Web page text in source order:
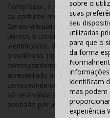
Comprador, e nenhum
ou costume mercantil
Gerais vinculará a Vendedora.
termos e condições previstos
identificados, deverá ser
prevalência: (a) a confirmação
correspondente; (b) estas
apresentado pela Vendedora; e
correspondente. Qualquer
só será válida se acordada
assinado por um representante
sobre o
suas
seu
utilizadas
para que o
da forma
identificam
mas podem
experiência